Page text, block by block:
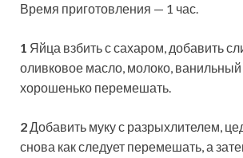
Время приготовления — 1 час.
1 Яйца взбить с сахаром, добавить
оливковое масло, молоко, ванильный
хорошенько перемешать.
2Добавить муку с разрыхлителем,
снова как следует перемешать, а